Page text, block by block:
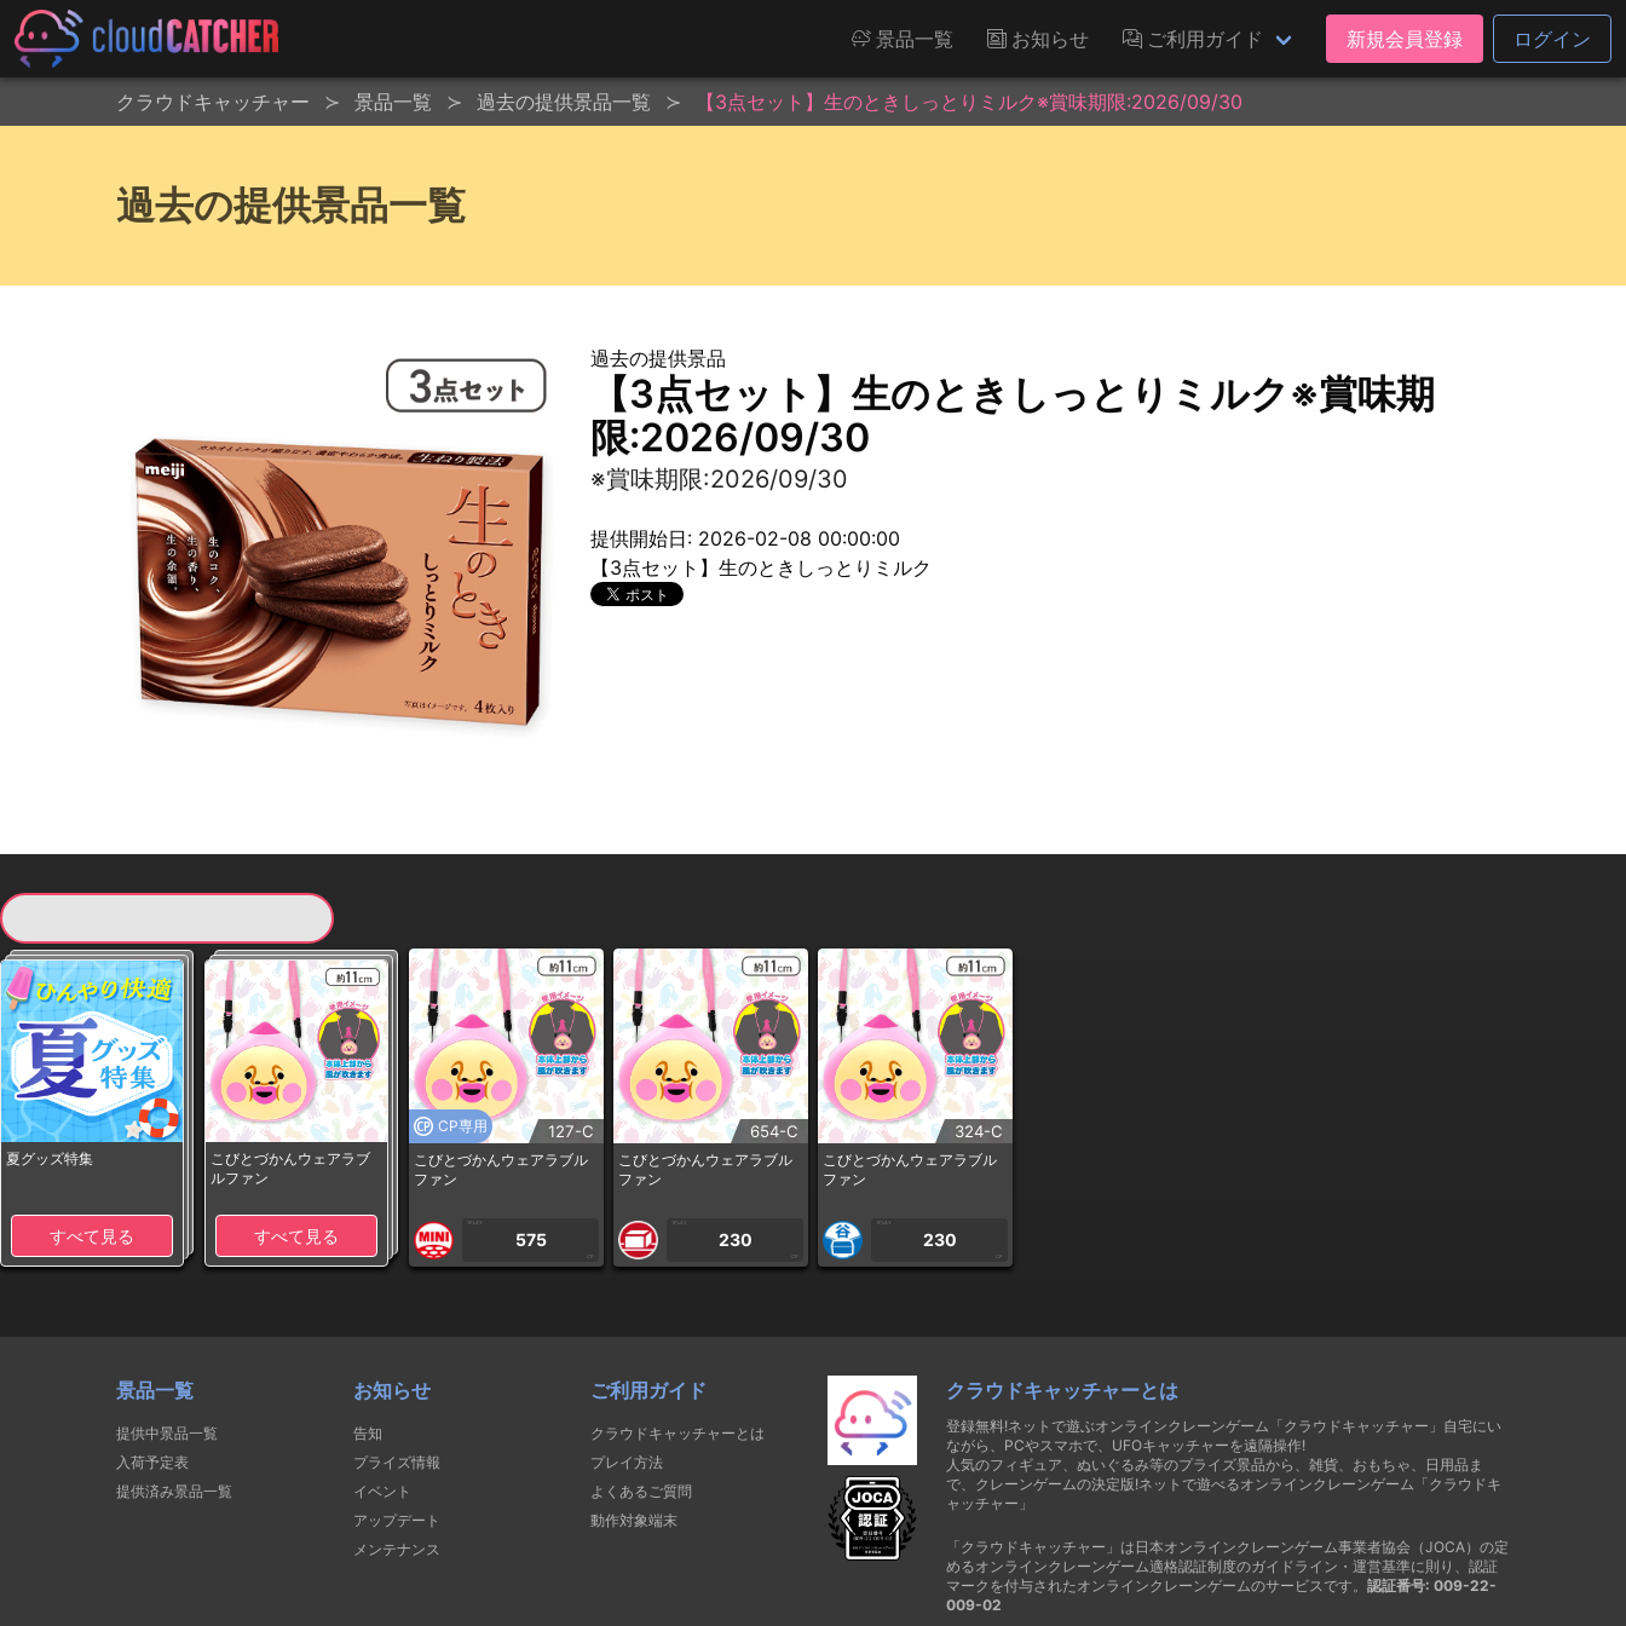
景品一覧 お知らせ ご利用ガイド 新規会員登録 ログイン
クラウドキャッチャー 景品一覧 過去の提供景品一覧 【3点セット】生のときしっとりミルク※賞味期限:2026/09/30
過去の提供景品一覧
過去の提供景品
【3点セット】生のときしっとりミルク※賞味期
限:2026/09/30
※賞味期限:2026/09/30
提供開始日: 2026-02-08 00:00:00
【3点セット】生のときしっとりミルク
夏グッズ特集
すべて見る
こびとづかんウェアラブ
ルファン
すべて見る
CP専用 127-C
こびとづかんウェアラブル
ファン
1PLAY
575
CP
654-C
こびとづかんウェアラブル
ファン
1PLAY
230
CP
324-C
こびとづかんウェアラブル
ファン
1PLAY
230
CP
景品一覧
提供中景品一覧
入荷予定表
提供済み景品一覧
お知らせ
告知
プライズ情報
イベント
アップデート
メンテナンス
ご利用ガイド
クラウドキャッチャーとは
プレイ方法
よくあるご質問
動作対象端末
クラウドキャッチャーとは
登録無料!ネットで遊ぶオンラインクレーンゲーム「クラウドキャッチャー」自宅にい
ながら、PCやスマホで、UFOキャッチャーを遠隔操作!
人気のフィギュア、ぬいぐるみ等のプライズ景品から、雑貨、おもちゃ、日用品ま
で、クレーンゲームの決定版!ネットで遊べるオンラインクレーンゲーム「クラウドキ
ャッチャー」
「クラウドキャッチャー」は日本オンラインクレーンゲーム事業者協会（JOCA）の定
めるオンラインクレーンゲーム適格認証制度のガイドライン・運営基準に則り、認証
マークを付与されたオンラインクレーンゲームのサービスです。 認証番号: 009-22-
009-02